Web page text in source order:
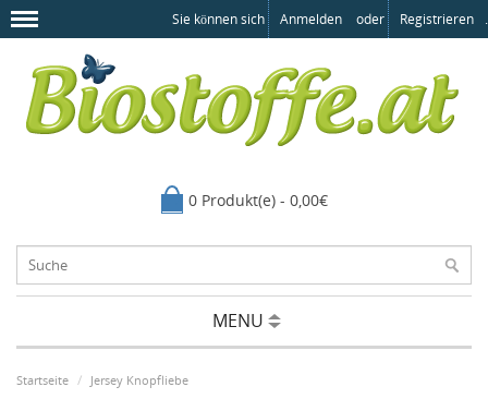
Sie können sich Anmelden oder Registrieren .
0 Produkt(e) - 0,00€
MENU
Startseite Jersey Knopfliebe